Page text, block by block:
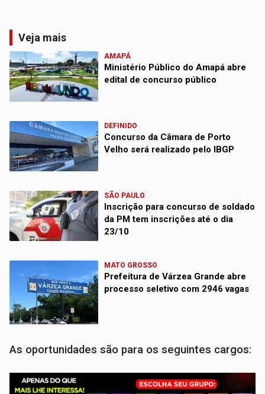
Veja mais
AMAPÁ
Ministério Público do Amapá abre
edital de concurso público
DEFINIDO
Concurso da Câmara de Porto
Velho será realizado pelo IBGP
SÃO PAULO
Inscrição para concurso de soldado
da PM tem inscrições até o dia
23/10
MATO GROSSO
Prefeitura de Várzea Grande abre
processo seletivo com 2946 vagas
As oportunidades são para os seguintes cargos: